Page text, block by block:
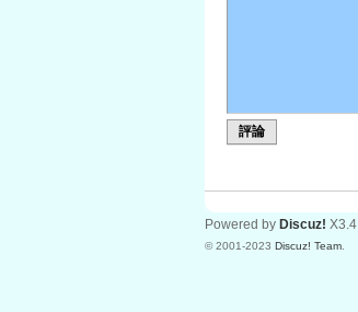
評論
Powered by Discuz! X3.4
© 2001-2023 Discuz! Team